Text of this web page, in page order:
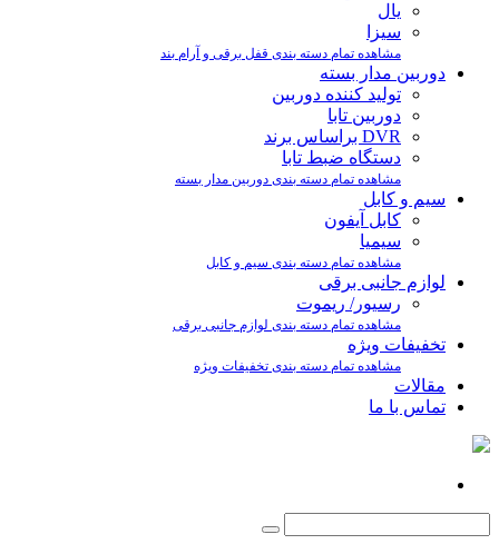
یال
سیزا
مشاهده تمام دسته بندی قفل برقی و آرام بند
دوربین مدار بسته
تولید کننده دوربین
دوربین تابا
DVR براساس برند
دستگاه ضبط تابا
مشاهده تمام دسته بندی دوربین مدار بسته
سیم و کابل
کابل آیفون
سیمیا
مشاهده تمام دسته بندی سیم و کابل
لوازم جانبی برقی
رسیور/ ریموت
مشاهده تمام دسته بندی لوازم جانبی برقی
تخفیفات ویژه
مشاهده تمام دسته بندی تخفیفات ویژه
مقالات
تماس با ما